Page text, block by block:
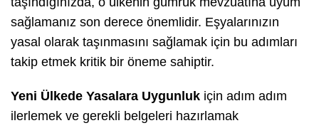
sağlamanız son derece önemlidir. Eşyalarınızın
yasal olarak taşınmasını sağlamak için bu adımları
takip etmek kritik bir öneme sahiptir.
Yeni Ülkede Yasalara Uygunluk için adım adım
ilerlemek ve gerekli belgeleri hazırlamak